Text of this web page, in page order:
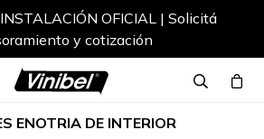
OFICIAL | Solicitá
y cotización
ENOTRIA DE INTERIOR